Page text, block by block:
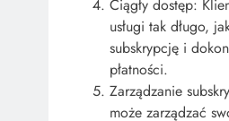
Ciągły dostęp:
usługi tak długo,
subskrypcję i
płatności.
Zarządzanie
może zarządzać